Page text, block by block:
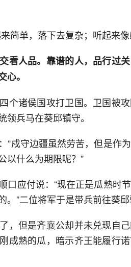
简单，落下去复杂；听起来
看人品。靠谱的人，品行过关
。
个诸侯国攻打卫国。卫国被
兵马在葵邱镇守。
“戍守边疆虽然劳苦，但是作
以什么为期限呢？”
口应付说：“现在正是瓜熟时
”二位将军于是带兵前往葵邱
，但是齐襄公却并未兑现自
成熟的瓜，暗示齐王能履行